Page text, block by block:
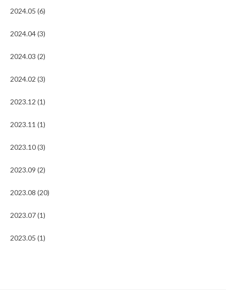
2024.05 (6)
2024.04 (3)
2024.03 (2)
2024.02 (3)
2023.12 (1)
2023.11 (1)
2023.10 (3)
2023.09 (2)
2023.08 (20)
2023.07 (1)
2023.05 (1)